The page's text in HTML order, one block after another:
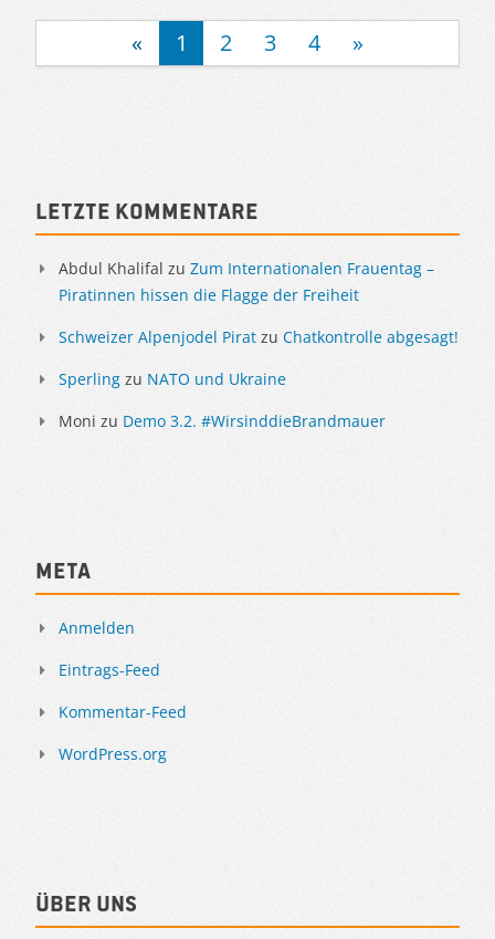
« 1 2 3 4 »
Sidebar
Letzte Kommentare
Abdul Khalifal zu Zum Internationalen Frauentag –
Piratinnen hissen die Flagge der Freiheit
Schweizer Alpenjodel Pirat zu Chatkontrolle abgesagt!
Sperling zu NATO und Ukraine
Moni zu Demo 3.2. #WirsinddieBrandmauer
Meta
Anmelden
Eintrags-Feed
Kommentar-Feed
WordPress.org
Über uns